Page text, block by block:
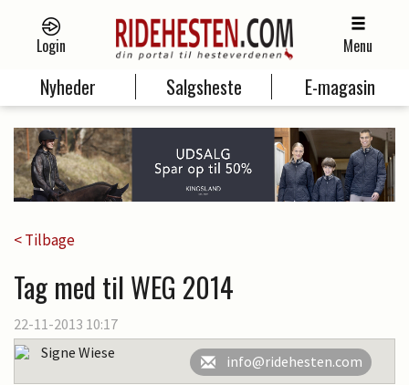
Login Menu
Nyheder Salgsheste E-magasin
< Tilbage
Tag med til WEG 2014
22-11-2013 10:17
Signe Wiese
info@ridehesten.com